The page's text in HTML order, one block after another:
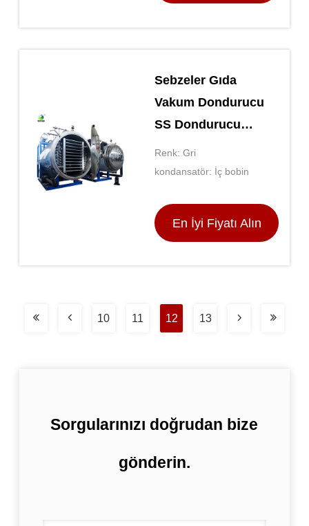
Sebzeler Gıda
Vakum Dondurucu
SS Dondurucu
Dondurma Ekipmanı
Renk: Gri
kondansatör: İç bobin
En İyi Fiyatı Alın
10 11 12 13
Sorgularınızı doğrudan bize
gönderin.